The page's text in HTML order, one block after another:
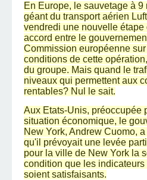
En Europe, le sauvetage à
géant du transport aérien
vendredi une nouvelle étape
accord entre le
Commission européenne
conditions de cette
du groupe. Mais quand le
niveaux qui permettent aux
rentables? Nul le sait.
Aux Etats-Unis, préoccupée
situation économique, le
New York, Andrew Cuomo,
qu'il prévoyait une levée
pour la ville de New York la
condition que les
soient satisfaisants.